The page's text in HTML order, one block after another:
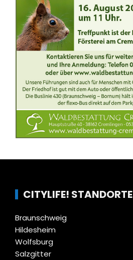
CITYLIFE! STANDORTE
Braunschweig
Hildesheim
Wolfsburg
Salzgitter